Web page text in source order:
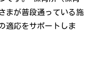
まが普段通っている施
適応をサポートしま